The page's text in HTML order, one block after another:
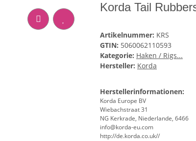
Korda Tail
Artikelnummer: KRS
GTIN: 5060062110593
Kategorie: Haken / Rigs...
Hersteller: Korda
Herstellerinformationen:
Korda Europe BV
Wiebachstraat 31
NG Kerkrade, Niederlande, 6466
info@korda-eu.com
http://de.korda.co.uk//